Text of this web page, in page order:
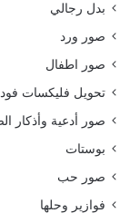
بدل رجالي
صور ورد
صور اطفال
تحويل فليكسات
صور أدعية وأذكار
بوستات
صور حب
فوازير وحلها